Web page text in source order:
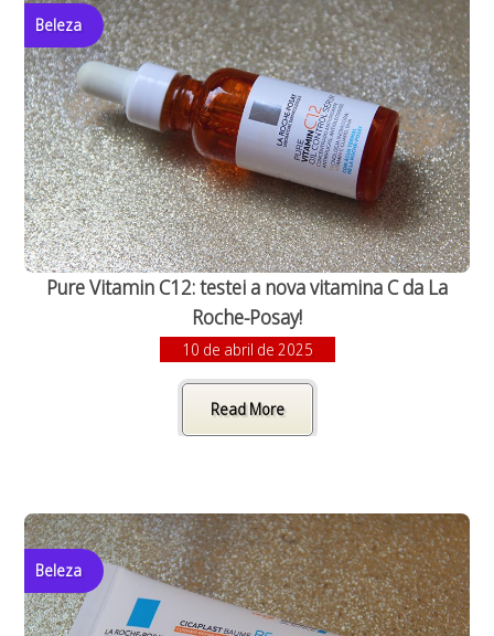
Beleza
Pure Vitamin C12: testei a nova vitamina C da La
Roche-Posay!
10 de abril de 2025
Read More
Beleza